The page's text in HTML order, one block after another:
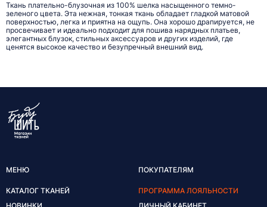
Ткань плательно-блузочная из 100% шелка насыщенного темно-
зеленого цвета. Эта нежная, тонкая ткань обладает гладкой матовой
поверхностью, легка и приятна на ощупь. Она хорошо драпируется, не
просвечивает и идеально подходит для пошива нарядных платьев,
элегантных блузок, стильных аксессуаров и других изделий, где
ценятся высокое качество и безупречный внешний вид.
МЕНЮ
КАТАЛОГ ТКАНЕЙ
ПОКУПАТЕЛЯМ
ПРОГРАММА ЛОЯЛЬНОСТИ